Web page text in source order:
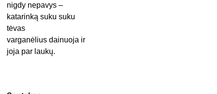
nigdy nepavys –
katarinką suku suku
tėvas
varganėlius dainuoja ir
joja par laukų.